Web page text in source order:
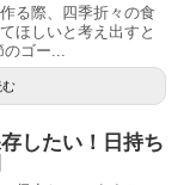
る際、四季折々の食
ほしいと考え出すと
のゴー...
したい！日持ち